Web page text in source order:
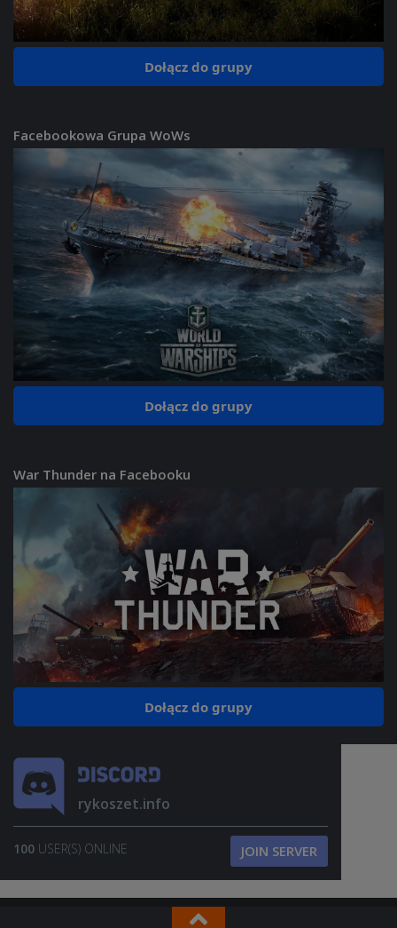
Dołącz do grupy
Facebookowa Grupa WoWs
Dołącz do grupy
War Thunder na Facebooku
Dołącz do grupy
rykoszet.info
100 USER(S) ONLINE JOIN SERVER